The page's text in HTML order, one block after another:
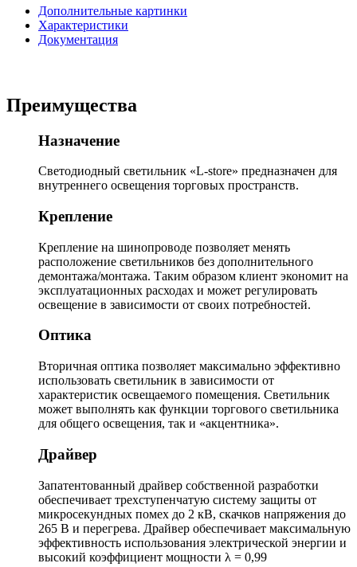
Дополнительные картинки
Характеристики
Документация
Преимущества
Назначение
Светодиодный светильник «L-store» предназначен для
внутреннего освещения торговых пространств.
Крепление
Крепление на шинопроводе позволяет менять
расположение светильников без дополнительного
демонтажа/монтажа. Таким образом клиент экономит на
эксплуатационных расходах и может регулировать
освещение в зависимости от своих потребностей.
Оптика
Вторичная оптика позволяет максимально эффективно
использовать светильник в зависимости от
характеристик освещаемого помещения. Светильник
может выполнять как функции торгового светильника
для общего освещения, так и «акцентника».
Драйвер
Запатентованный драйвер собственной разработки
обеспечивает трехступенчатую систему защиты от
микросекундных помех до 2 кВ, скачков напряжения до
265 В и перегрева. Драйвер обеспечивает максимальную
эффективность использования электрической энергии и
высокий коэффициент мощности λ = 0,99